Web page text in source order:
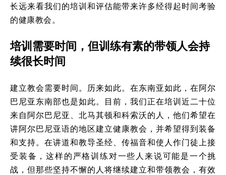
长远来看我们的培训和评估能带来许多经得起时间考验
的健康教会。
培训需要时间，但训练有素的带领人会持
续很长时间
建立教会需要时间。历来如此。在东南亚如此，在阿尔
巴尼亚东南部也是如此。目前，我们正在培训近二十位
来自阿尔巴尼亚、北马其顿和科索沃的人，他们希望在
讲阿尔巴尼亚语的地区建立健康教会，并希望得到装备
和支持。在讲道和教导圣经、传福音和使人作门徒上接
受装备，这样的严格训练对一些人来说可能是一个挑
战，但那些坚持不懈的人将继续建立和带领教会，有效